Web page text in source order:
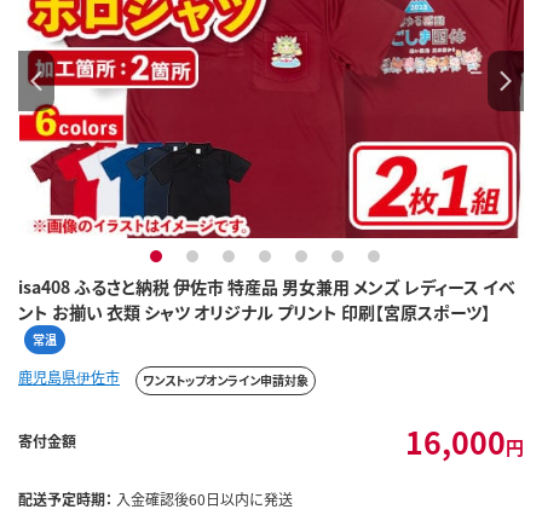
isa408 ふるさと納税 伊佐市 特産品 男女兼用 メンズ レディース イベ
ント お揃い 衣類 シャツ オリジナル プリント 印刷【宮原スポーツ】
常温
1 2 3 4 5 6 7
鹿児島県伊佐市 ワンストップオンライン申請対象
寄付金額 16,000円
配送予定時期： 入金確認後60日以内に発送